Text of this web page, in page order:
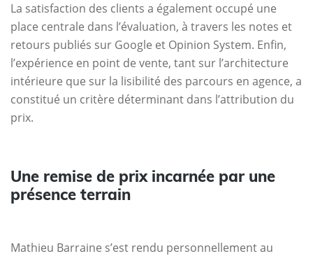
La satisfaction des clients a également occupé une
place centrale dans l’évaluation, à travers les notes et
retours publiés sur Google et Opinion System. Enfin,
l’expérience en point de vente, tant sur l’architecture
intérieure que sur la lisibilité des parcours en agence, a
constitué un critère déterminant dans l’attribution du
prix.
Une remise de prix incarnée par une
présence terrain
Mathieu Barraine s’est rendu personnellement au